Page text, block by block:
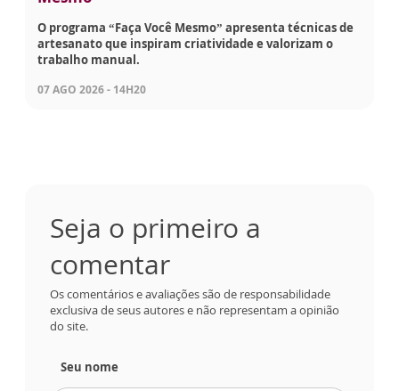
O programa “Faça Você Mesmo” apresenta técnicas de
artesanato que inspiram criatividade e valorizam o
trabalho manual.
07 AGO 2026 - 14H20
Seja o primeiro a
comentar
Os comentários e avaliações são de responsabilidade
exclusiva de seus autores e não representam a opinião
do site.
Seu nome